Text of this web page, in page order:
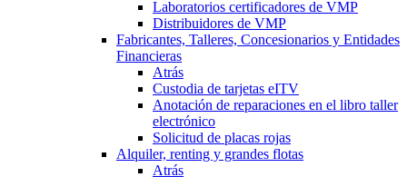
Laboratorios certificadores de VMP
Distribuidores de VMP
Fabricantes, Talleres, Concesionarios y Entidades
Financieras
Atrás
Custodia de tarjetas eITV
Anotación de reparaciones en el libro taller
electrónico
Solicitud de placas rojas
Alquiler, renting y grandes flotas
Atrás